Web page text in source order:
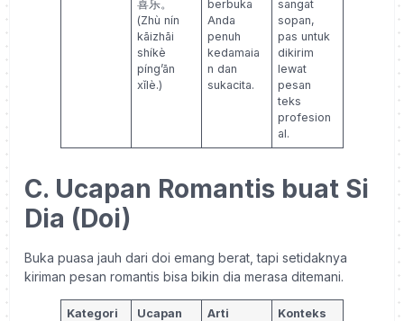
喜乐。
(Zhù nín
kāizhāi
shíkè
píng’ān
xǐlè.)
berbuka
Anda
penuh
kedamaia
n dan
sukacita.
sangat
sopan,
pas untuk
dikirim
lewat
pesan
teks
profesion
al.
C. Ucapan Romantis buat Si
Dia (Doi)
Buka puasa jauh dari doi emang berat, tapi setidaknya
kiriman pesan romantis bisa bikin dia merasa ditemani.
Kategori
Ucapan
Arti Konteks